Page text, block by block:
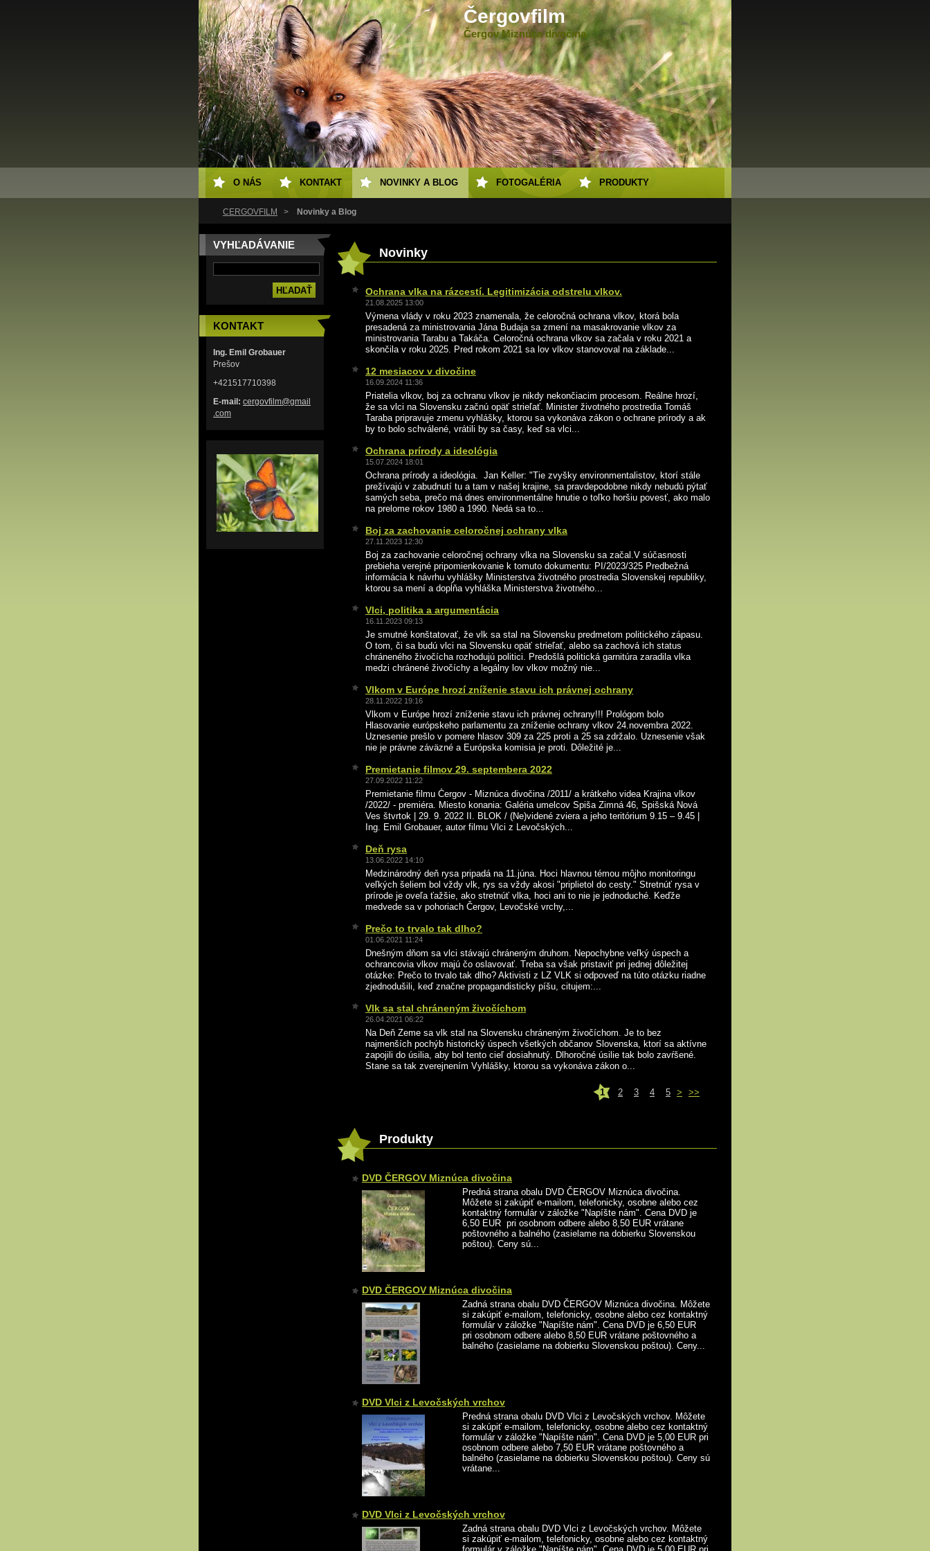
Čergovfilm
Čergov Miznúca divočina
ČERGOVFILM > Novinky a Blog
VYHĽADÁVANIE
KONTAKT
Ing. Emil Grobauer
Prešov
+421517710398
E-mail: cergovfi lm@gmail
.com
Novinky
Ochrana vlka na rázcestí. Legitimizácia odstrelu vlkov.
21.08.2025 13:00
Výmena vlády v roku 2023 znamenala, že celoročná ochrana vlkov, ktorá bola
presadená za ministrovania Jána Budaja sa zmení na masakrovanie vlkov za
ministrovania Tarabu a Takáča. Celoročná ochrana vlkov sa začala v roku 2021 a
skončila v roku 2025. Pred rokom 2021 sa lov vlkov stanovoval na základe...
12 mesiacov v divočine
16.09.2024 11:36
Priatelia vlkov, boj za ochranu vlkov je nikdy nekončiacim procesom. Reálne hrozí,
že sa vlci na Slovensku začnú opäť strieľať. Minister životného prostredia Tomáš
Taraba pripravuje zmenu vyhlášky, ktorou sa vykonáva zákon o ochrane prírody a ak
by to bolo schválené, vrátili by sa časy, keď sa vlci...
Ochrana prírody a ideológia
15.07.2024 18:01
Ochrana prírody a ideológia. Jan Keller: "Tie zvyšky environmentalistov, ktorí stále
prežívajú v zabudnutí tu a tam v našej krajine, sa pravdepodobne nikdy nebudú pýtať
samých seba, prečo má dnes environmentálne hnutie o toľko horšiu povesť, ako malo
na prelome rokov 1980 a 1990. Nedá sa to...
Boj za zachovanie celoročnej ochrany vlka
27.11.2023 12:30
Boj za zachovanie celoročnej ochrany vlka na Slovensku sa začal.V súčasnosti
prebieha verejné pripomienkovanie k tomuto dokumentu: PI/2023/325 Predbežná
informácia k návrhu vyhlášky Ministerstva životného prostredia Slovenskej republiky,
ktorou sa mení a dopĺňa vyhláška Ministerstva životného...
Vlci, politika a argumentácia
16.11.2023 09:13
Je smutné konštatovať, že vlk sa stal na Slovensku predmetom politického zápasu.
O tom, či sa budú vlci na Slovensku opäť strieľať, alebo sa zachová ich status
chráneného živočícha rozhodujú politici. Predošlá politická garnitúra zaradila vlka
medzi chránené živočíchy a legálny lov vlkov možný nie...
Vlkom v Európe hrozí zníženie stavu ich právnej ochrany
28.11.2022 19:16
Vlkom v Európe hrozí zníženie stavu ich právnej ochrany!!! Prológom bolo
Hlasovanie európskeho parlamentu za zníženie ochrany vlkov 24.novembra 2022.
Uznesenie prešlo v pomere hlasov 309 za 225 proti a 25 sa zdržalo. Uznesenie však
nie je právne záväzné a Európska komisia je proti. Dôležité je...
Premietanie filmov 29. septembera 2022
27.09.2022 11:22
Premietanie filmu Čergov - Miznúca divočina /2011/ a krátkeho videa Krajina vlkov
/2022/ - premiéra. Miesto konania: Galéria umelcov Spiša Zimná 46, Spišská Nová
Ves štvrtok | 29. 9. 2022 II. BLOK / (Ne)videné zviera a jeho teritórium 9.15 – 9.45 |
Ing. Emil Grobauer, autor filmu Vlci z Levočských...
Deň rysa
13.06.2022 14:10
Medzinárodný deň rysa pripadá na 11.júna. Hoci hlavnou témou môjho monitoringu
veľkých šeliem bol vždy vlk, rys sa vždy akosi "priplietol do cesty." Stretnúť rysa v
prírode je oveľa ťažšie, ako stretnúť vlka, hoci ani to nie je jednoduché. Keďže
medvede sa v pohoriach Čergov, Levočské vrchy,...
Prečo to trvalo tak dlho?
01.06.2021 11:24
Dnešným dňom sa vlci stávajú chráneným druhom. Nepochybne veľký úspech a
ochrancovia vlkov majú čo oslavovať. Treba sa však pristaviť pri jednej dôležitej
otázke: Prečo to trvalo tak dlho? Aktivisti z LZ VLK si odpoveď na túto otázku riadne
zjednodušili, keď značne propagandisticky píšu, citujem:...
Vlk sa stal chráneným živočíchom
26.04.2021 06:22
Na Deň Zeme sa vlk stal na Slovensku chráneným živočíchom. Je to bez
najmenších pochýb historický úspech všetkých občanov Slovenska, ktorí sa aktívne
zapojili do úsilia, aby bol tento cieľ dosiahnutý. Dlhoročné úsilie tak bolo zavŕšené.
Stane sa tak zverejnením Vyhlášky, ktorou sa vykonáva zákon o...
1 2 3 4 5 > >>
Produkty
DVD ČERGOV Miznúca divočina
Predná strana obalu DVD ČERGOV Miznúca divočina.
Môžete si zakúpiť e-mailom, telefonicky, osobne alebo cez
kontaktný formulár v záložke "Napíšte nám". Cena DVD je
6,50 EUR pri osobnom odbere alebo 8,50 EUR vrátane
poštovného a balného (zasielame na dobierku Slovenskou
poštou). Ceny sú...
DVD ČERGOV Miznúca divočina
Zadná strana obalu DVD ČERGOV Miznúca divočina. Môžete
si zakúpiť e-mailom, telefonicky, osobne alebo cez kontaktný
formulár v záložke "Napíšte nám". Cena DVD je 6,50 EUR
pri osobnom odbere alebo 8,50 EUR vrátane poštovného a
balného (zasielame na dobierku Slovenskou poštou). Ceny...
DVD Vlci z Levočských vrchov
Predná strana obalu DVD Vlci z Levočských vrchov. Môžete
si zakúpiť e-mailom, telefonicky, osobne alebo cez kontaktný
formulár v záložke "Napíšte nám". Cena DVD je 5,00 EUR pri
osobnom odbere alebo 7,50 EUR vrátane poštovného a
balného (zasielame na dobierku Slovenskou poštou). Ceny sú
vrátane...
DVD Vlci z Levočských vrchov
Zadná strana obalu DVD Vlci z Levočských vrchov. Môžete
si zakúpiť e-mailom, telefonicky, osobne alebo cez kontaktný
O NÁS KONTAKT NOVINKY A BLOG FOTOGALÉRIA PRODUKTY